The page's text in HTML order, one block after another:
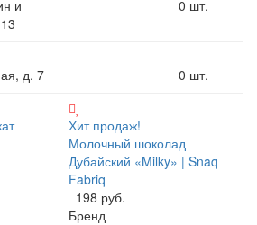
и
0 шт.
д. 7 0 шт.
Хит продаж!
Молочный шоколад
Дубайский «Milky» | Snaq
Fabriq
198 руб.
Бренд